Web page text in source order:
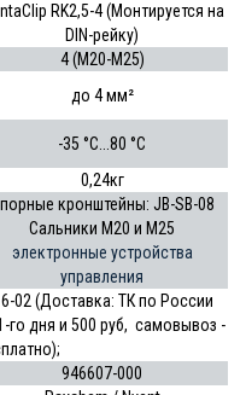
RK2,5-4 (Монтируется на
DIN-рейку)
4 (M20-M25)
до 4 мм²
-35 °C...80 °C
0,24кг
кронштейны: JB-SB-08
Сальники M20 и M25
электронные устройства
управления
02 (Доставка: ТК по России
го дня и 500 руб, самовывоз -
946607-000